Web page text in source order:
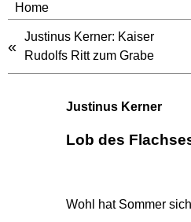
Home
«
Justinus Kerner: Kaiser
Rudolfs Ritt zum Grabe
Justinus Kerner
Lob des
Wohl hat Sommer